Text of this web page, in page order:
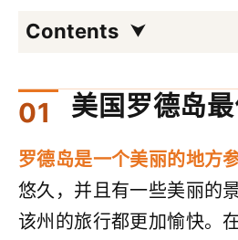
Contents
美国罗德岛
罗德岛是一个美丽的地方
悠久，并且有一些美丽的
该州的旅行都更加愉快。